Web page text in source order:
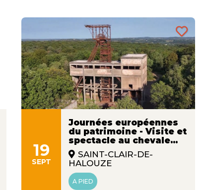
19
SEPT
Journées européennes
du patrimoine - Visite et
spectacle au chevale...
SAINT-CLAIR-DE-
HALOUZE
A PIED